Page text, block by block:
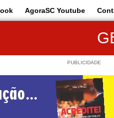
AgoraSC Youtube
PUBLICIDADE